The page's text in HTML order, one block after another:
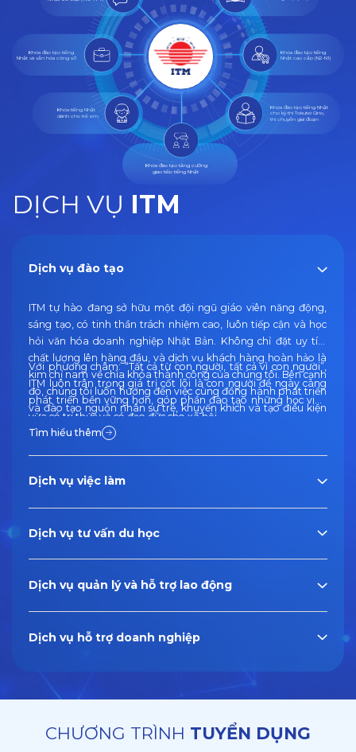
DỊCH VỤ ITM
Dịch vụ đào tạo
ITM tự hào đang sở hữu một đội ngũ giáo viên năng động,
sáng tạo, có tinh thần trách nhiệm cao, luôn tiếp cận và học
hỏi văn hóa doanh nghiệp Nhật Bản. Không chỉ đặt uy tín,
chất lượng lên hàng đầu, và dịch vụ khách hàng hoàn hảo là
kim chỉ nam về chìa khóa thành công của chúng tôi. Bên cạnh
đó, chúng tôi luôn hướng đến việc cùng đồng hành phát triển
và đào tạo nguồn nhân sự trẻ, khuyến khích và tạo điều kiện
thuận lợi để các bạn trẻ có thể phát huy hết năng lực của
mình khi được làm việc tại ITM.
Với phương châm: “Tất cả từ con người, tất cả vì con người”,
ITM luôn trân trọng giá trị cốt lõi là con người để ngày càng
phát triển bền vững hơn, góp phần đào tạo những học viên
vừa có tri thức và có đạo đức cho xã hội.
Tìm hiểu thêm
Dịch vụ việc làm
Dịch vụ tư vấn du học
Dịch vụ quản lý và hỗ trợ lao động
Dịch vụ hỗ trợ doanh nghiệp
Khóa đào tạo tiếng
Nhật cao cấp (N2-N1)
Khóa đào tạo tiếng Nhật
cho kỳ thi Tokutei Gino,
thi chuyển giai đoạn
Khóa tiếng Nhật
dành cho trẻ em
Khóa đào tạo tăng cường
giao tiếp tiếng Nhật
Khóa đào tạo tiếng
Nhật và văn hóa công sở
CHƯƠNG TRÌNH TUYỂN DỤNG